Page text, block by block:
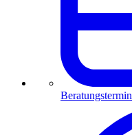
Beratungstermin